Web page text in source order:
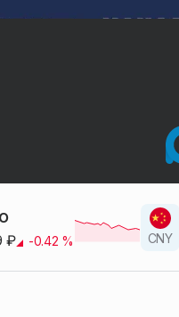
₽ -0.42 % CNY